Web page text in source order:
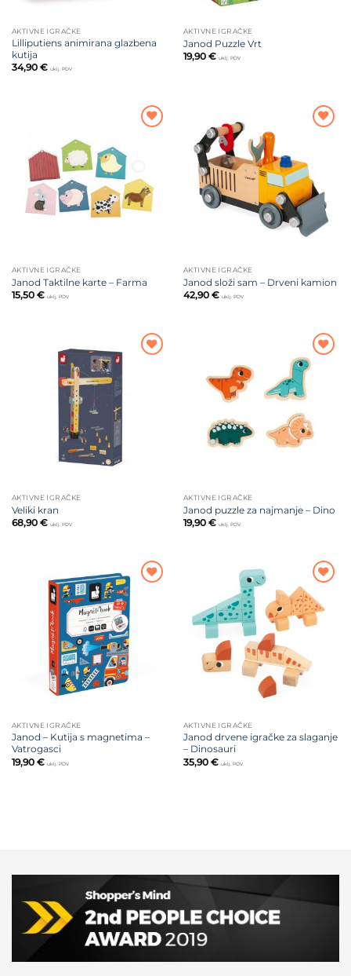
AKTIVNE IGRAČKE
Lilliputiens animirana glazbena
kutija
34,90 € uklj. PDV
AKTIVNE IGRAČKE
Janod Puzzle Vrt
19,90 € uklj. PDV
AKTIVNE IGRAČKE
Janod Taktilne karte – Farma
15,50 € uklj. PDV
AKTIVNE IGRAČKE
Janod složi sam – Drveni kamion
42,90 € uklj. PDV
AKTIVNE IGRAČKE
Veliki kran
68,90 € uklj. PDV
Dodajte
na listu
AKTIVNE IGRAČKE
Janod puzzle za najmanje – Dino
19,90 € uklj. PDV
AKTIVNE IGRAČKE
Janod – Kutija s magnetima –
Vatrogasci
19,90 € uklj. PDV
Dodajte
na listu
želja
AKTIVNE IGRAČKE
Janod drvene igračke za slaganje
– Dinosauri
35,90 € uklj. PDV